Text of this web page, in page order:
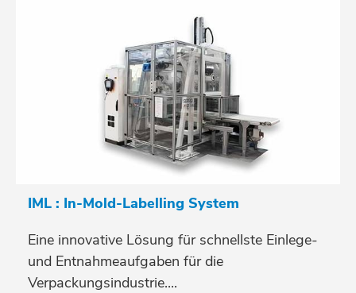
IML : In-Mold-Labelling System
Eine innovative Lösung für schnellste Einlege-
und Entnahmeaufgaben für die
Verpackungsindustrie....